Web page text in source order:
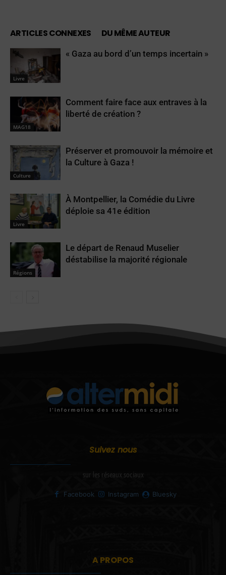
ARTICLES CONNEXES DU MÊME AUTEUR
Livre
« Gaza au bord d’un temps incertain »
MAG18
Comment faire face aux entraves à la
liberté de création ?
Culture
Préserver et promouvoir la mémoire et
la Culture à Gaza !
Livre
À Montpellier, la Comédie du Livre
déploie sa 41e édition
Régions
Le départ de Renaud Muselier
déstabilise la majorité régionale
Suivez nous
sur les réseaux sociaux
Facebook Instagram Bluesky
A PROPOS